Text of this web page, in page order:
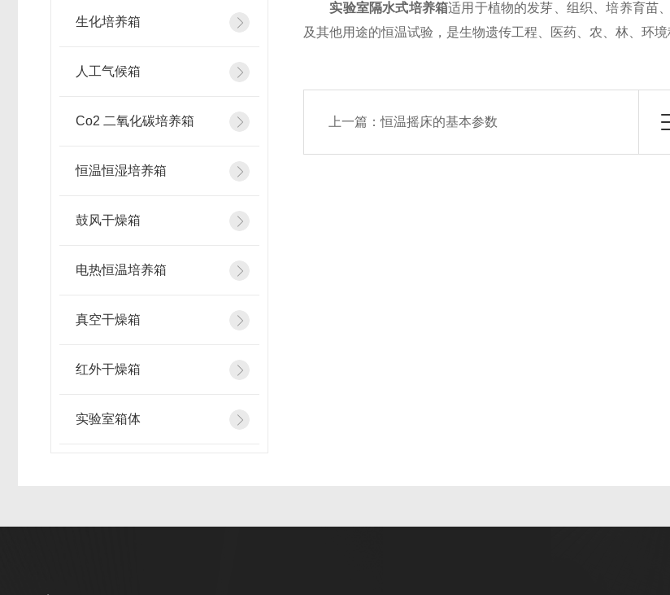
生化培养箱
人工气候箱
Co2 二氧化碳培养箱
恒温恒湿培养箱
鼓风干燥箱
电热恒温培养箱
真空干燥箱
红外干燥箱
实验室箱体
实验室隔水式培养箱适用于植物的发芽、组织、培养育苗
及其他用途的恒温试验，是生物遗传工程、医药、农、林、环
上一篇：恒温摇床的基本参数